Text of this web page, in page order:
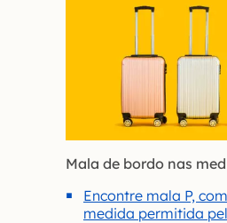
Mala de bordo nas
Encontre mala P,
medida permitida